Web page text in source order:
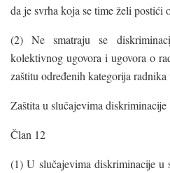
da je svrha koja se time želi postići
(2) Ne smatraju se
kolektivnog ugovora i ugovora o
zaštitu određenih kategorija
Zaštita u slučajevima diskriminacije
Član 12
(1) U slučajevima diskriminacije u